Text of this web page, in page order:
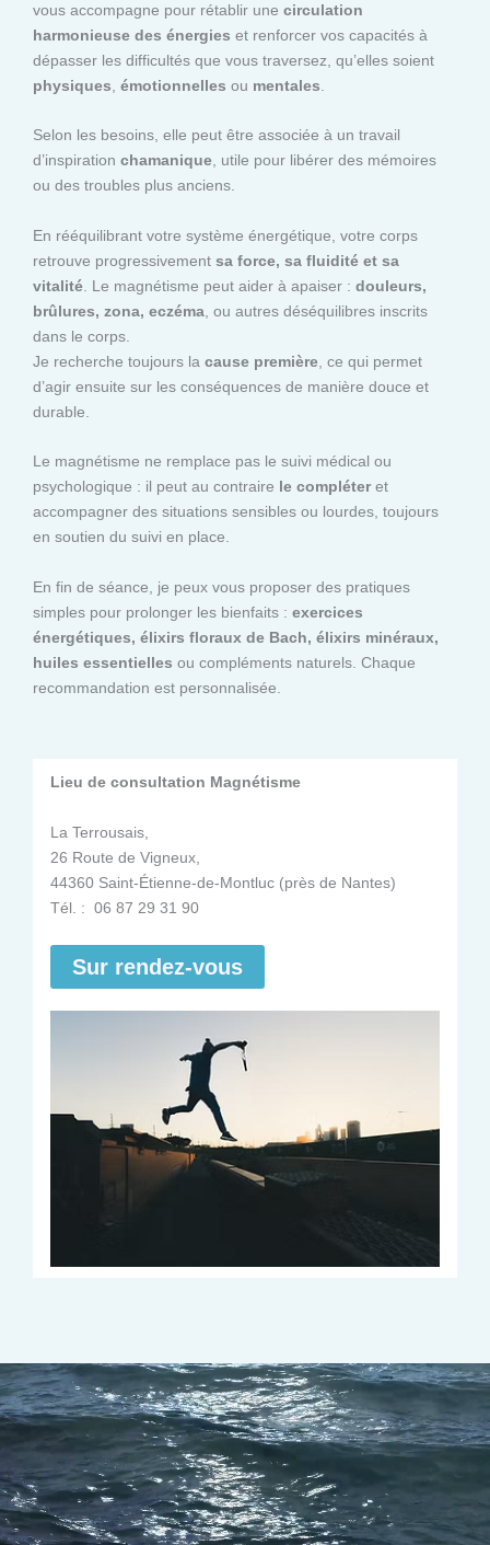
vous accompagne pour rétablir une circulation
harmonieuse des énergies et renforcer vos capacités à
dépasser les difficultés que vous traversez, qu’elles soient
physiques émotionnelles ou mentales
Selon les besoins, elle peut être associée à un travail
d’inspiration chamanique, utile pour libérer des mémoires
ou des troubles plus anciens.
En rééquilibrant votre système énergétique, votre corps
retrouve progressivement sa force, sa fluidité et sa
vitalité . Le magnétisme peut aider à apaiser : douleurs,
brûlures, zona, eczéma , ou autres déséquilibres inscrits
dans le corps.
Je recherche toujours la cause première , ce qui permet
d’agir ensuite sur les conséquences de manière douce et
durable.
Le magnétisme ne remplace pas le suivi médical ou
psychologique : il peut au contraire le compléteret
accompagner des situations sensibles ou lourdes, toujours
en soutien du suivi en place.
En fin de séance, je peux vous proposer des pratiques
simples pour prolonger les bienfaits : exercices
énergétiques, élixirs floraux de Bach, élixirs minéraux,
huiles essentielles ou compléments naturels. Chaque
recommandation est personnalisée.
Lieu de consultation Magnétisme
La Terrousais,
26 Route de Vigneux,
44360 Saint-Étienne-de-Montluc (près de Nantes)
Tél. : 06 87 29 31 90
Sur rendez-vous